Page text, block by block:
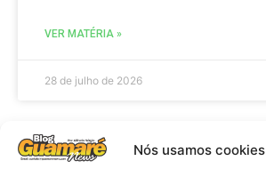
Nós usamos cookies
VER MATÉRIA »
28 de julho de 2026